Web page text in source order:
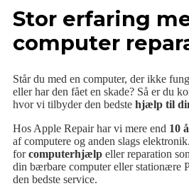
Stor erfaring
computer
Står du med en computer, der ikke
eller har den fået en skade? Så er du
hvor vi tilbyder den bedste hjælp til
Hos Apple Repair har vi mere end 10
af computere og anden slags
forcomputerhjælp eller reparation
din bærbare computer eller stationære
den bedste service.